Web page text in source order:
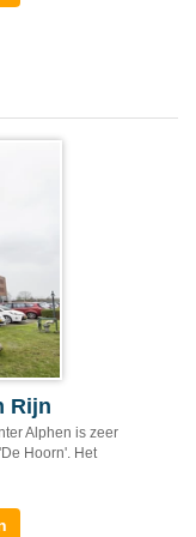
Rijn
Alphen is zeer
Hoorn'. Het